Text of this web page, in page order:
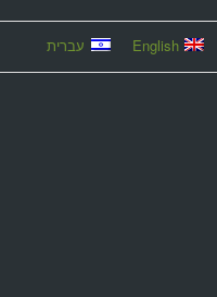
English עברית